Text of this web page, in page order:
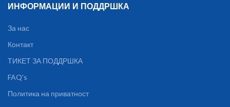
ИНФОРМАЦИИ И ПОДДРШКА
За нас
Контакт
ТИКЕТ ЗА ПОДДРШКА
FAQ's
Политика на приватност